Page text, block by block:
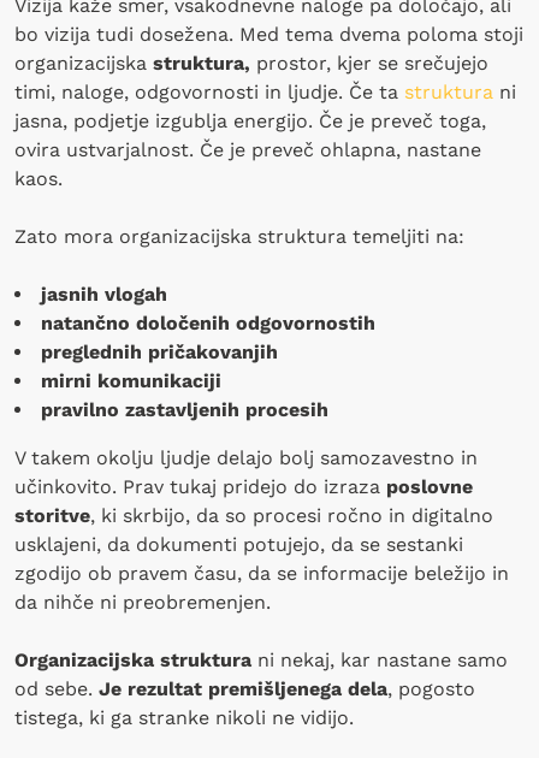
Vizija kaže smer, vsakodnevne naloge pa določajo, ali
bo vizija tudi dosežena. Med tema dvema poloma stoji
organizacijska struktura, prostor, kjer se srečujejo
timi, naloge, odgovornosti in ljudje. Če ta struktura ni
jasna, podjetje izgublja energijo. Če je preveč toga,
ovira ustvarjalnost. Če je preveč ohlapna, nastane
kaos.
Zato mora organizacijska struktura temeljiti na:
jasnih vlogah
natančno določenih odgovornostih
preglednih pričakovanjih
mirni komunikaciji
pravilno zastavljenih procesih
V takem okolju ljudje delajo bolj samozavestno in
učinkovito. Prav tukaj pridejo do izraza poslovne
storitve, ki skrbijo, da so procesi ročno in digitalno
usklajeni, da dokumenti potujejo, da se sestanki
zgodijo ob pravem času, da se informacije beležijo in
da nihče ni preobremenjen.
Organizacijska struktura ni nekaj, kar nastane samo
od sebe. Je rezultat premišljenega dela, pogosto
tistega, ki ga stranke nikoli ne vidijo.